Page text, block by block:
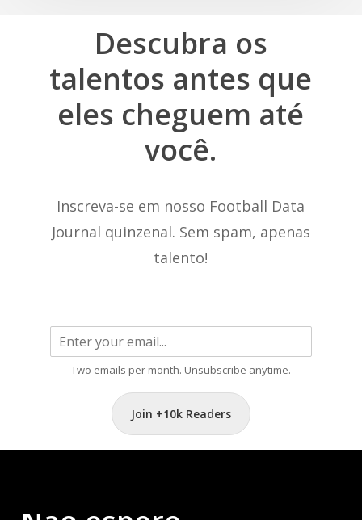
Descubra os
talentos antes que
eles cheguem até
você.
Inscreva-se em nosso Football Data
Journal quinzenal. Sem spam, apenas
talento!
Two emails per month. Unsubscribe anytime.
Join +10k Readers